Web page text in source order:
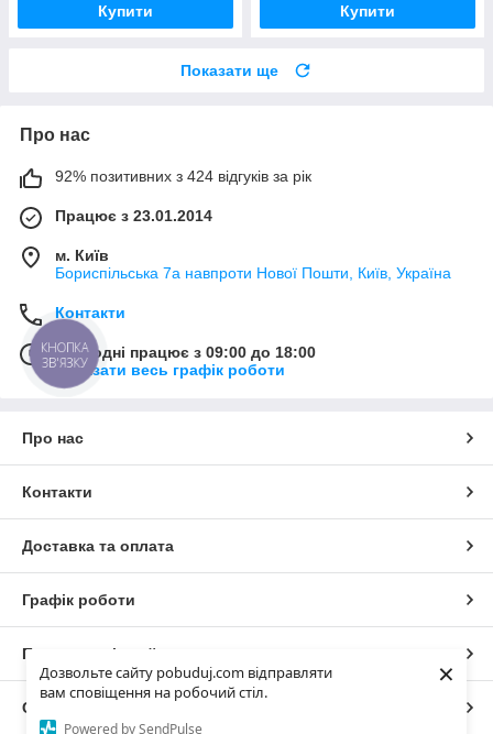
Дозвольте сайту pobuduj.com відправляти
вам сповіщення на робочий стіл.
Powered by SendPulse
×
Купити Купити
Показати ще
Про нас
92% позитивних з 424 відгуків за рік
Працює з 23.01.2014
м. Київ
Бориспільська 7а навпроти Нової Пошти, Київ, Україна
Контакти
Сьогодні працює з 09:00 до 18:00
Показати весь графік роботи
Про нас
Контакти
Доставка та оплата
Графік роботи
Повна версія сайту
Сайт створено на маркетплейсі
КНОПКА
ЗВ'ЯЗКУ